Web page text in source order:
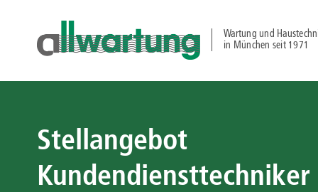
Wartung und
in München seit 1971
Stellangebot
Kundendiensttechniker